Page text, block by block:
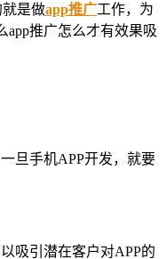
是做app推广工作，为
app推广怎么才有效果吸
旦手机APP开发，就要
吸引潜在客户对APP的